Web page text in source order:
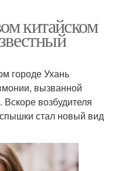
китайском
городе Ухань
вызванной
возбудителя
стал новый вид